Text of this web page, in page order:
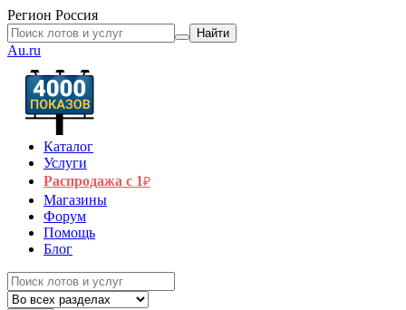
Регион Россия
Найти
Au.ru
Каталог
Услуги
Распродажа с 1₽
Магазины
Форум
Помощь
Блог